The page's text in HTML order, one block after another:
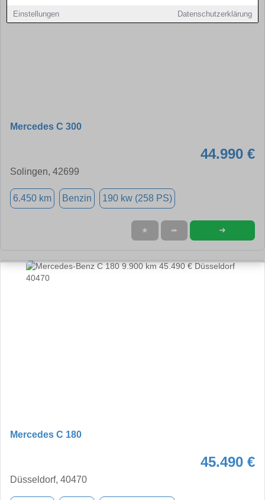
Einstellungen Datenschutzerklärung
Mercedes C 300
44.990 €
Solingen, 42699
6.450 km Benzin 190 kw (258 PS)
★ ➦ ➜
Mercedes C 180
45.490 €
Düsseldorf, 40470